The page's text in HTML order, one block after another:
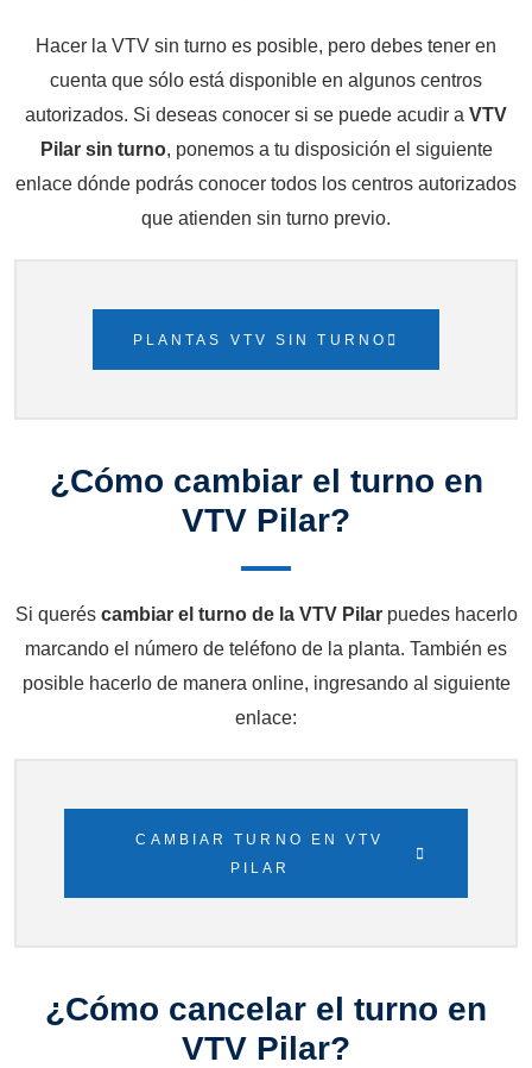
Hacer la VTV sin turno es posible, pero debes tener en
cuenta que sólo está disponible en algunos centros
autorizados. Si deseas conocer si se puede acudir a VTV
Pilar sin turno, ponemos a tu disposición el siguiente
enlace dónde podrás conocer todos los centros autorizados
que atienden sin turno previo.
PLANTAS VTV SIN TURNO
¿Cómo cambiar el turno en
VTV Pilar?
Si querés cambiar el turno de la VTV Pilarpuedes hacerlo
marcando el número de teléfono de la planta. También es
posible hacerlo de manera online, ingresando al siguiente
enlace:
CAMBIAR TURNO EN VTV
PILAR
¿Cómo cancelar el turno en
VTV Pilar?